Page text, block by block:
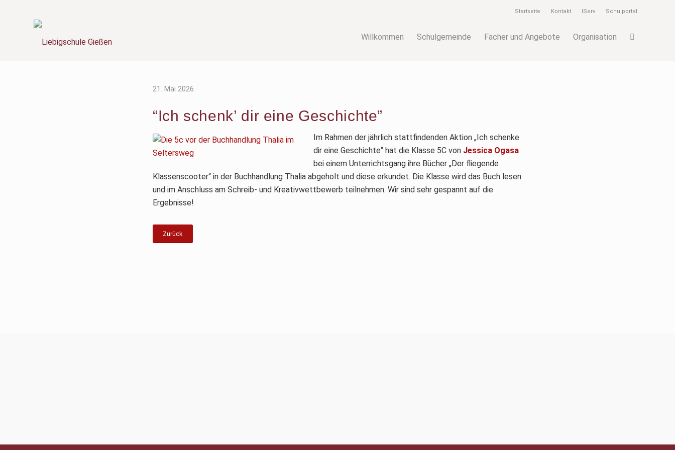
Startseite Kontakt IServ Schulportal
Willkommen Schulgemeinde Fächer und Angebote Organisation
21. Mai 2026
“Ich schenk’ dir eine Geschichte”
Im Rahmen der jährlich stattfindenden Aktion „Ich schenke
dir eine Geschichte“ hat die Klasse 5C von Jessica Ogasa
bei einem Unterrichtsgang ihre Bücher „Der fliegende
Klassenscooter“ in der Buchhandlung Thalia abgeholt und diese erkundet. Die Klasse wird das Buch lesen
und im Anschluss am Schreib- und Kreativwettbewerb teilnehmen. Wir sind sehr gespannt auf die
Ergebnisse!
Zurück